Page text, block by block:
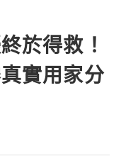
於得救！
實用家分